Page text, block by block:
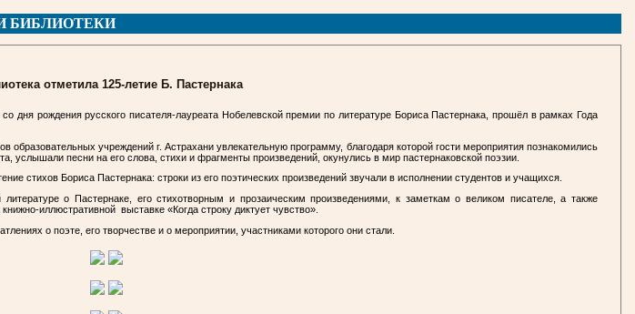
БИБЛИОТЕКИ
отметила 125-летие Б. Пастернака
дня рождения русского писателя-лауреата Нобелевской премии по литературе Бориса Пастернака, прошёл в рамках Года
образовательных учреждений г. Астрахани увлекательную программу, благодаря которой гости мероприятия познакомились
услышали песни на его слова, стихи и фрагменты произведений, окунулись в мир пастернаковской поэзии.
стихов Бориса Пастернака: строки из его поэтических произведений звучали в исполнении студентов и учащихся.
о Пастернаке, его стихотворным и прозаическим произведениями, к заметкам о великом писателе, а также
иллюстративной выставке «Когда строку диктует чувство».
о поэте, его творчестве и о мероприятии, участниками которого они стали.